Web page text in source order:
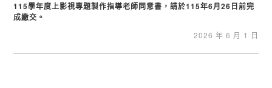
115學年度上影視專題製作指導老師同意書，請於115年6月26日前完
成繳交。
2026 年 6 月 1 日